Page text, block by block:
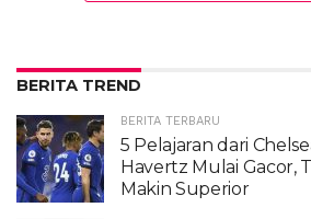
BERITA TREND
BERITA TERBARU
5 Pelajaran dari
Havertz Mulai Gacor,
Makin Superior